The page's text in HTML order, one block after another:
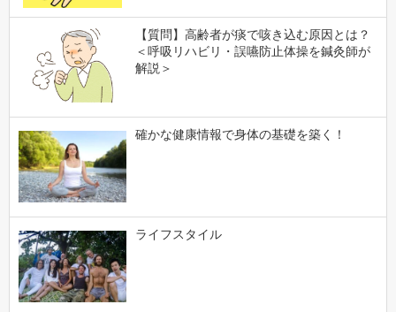
【質問】高齢者が痰で咳き込む原因とは？
＜呼吸リハビリ・誤嚥防止体操を鍼灸師が
解説＞
確かな健康情報で身体の基礎を築く！
ライフスタイル